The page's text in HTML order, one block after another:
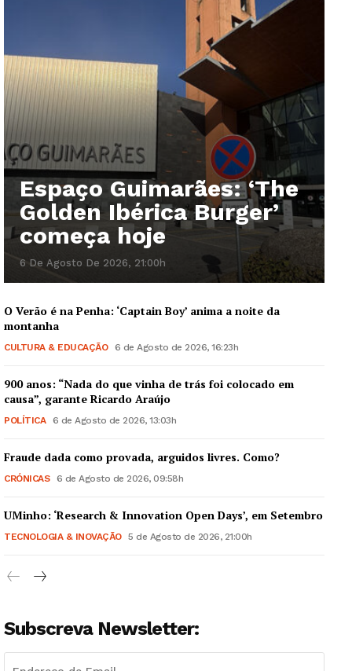
Guimarães, agora!
Institucional
Espaço Guimarães: ‘The
Golden Ibérica Burger’
começa hoje
6 De Agosto De 2026, 21:00h
O Verão é na Penha: ‘Captain Boy’ anima a noite da
montanha
CULTURA & EDUCAÇÃO 6 de Agosto de 2026, 16:23h
900 anos: “Nada do que vinha de trás foi colocado em
causa”, garante Ricardo Araújo
POLÍTICA 6 de Agosto de 2026, 13:03h
Fraude dada como provada, arguidos livres. Como?
CRÓNICAS 6 de Agosto de 2026, 09:58h
UMinho: ‘Research & Innovation Open Days’, em Setembro
TECNOLOGIA & INOVAÇÃO 5 de Agosto de 2026, 21:00h
Subscreva Newsletter: